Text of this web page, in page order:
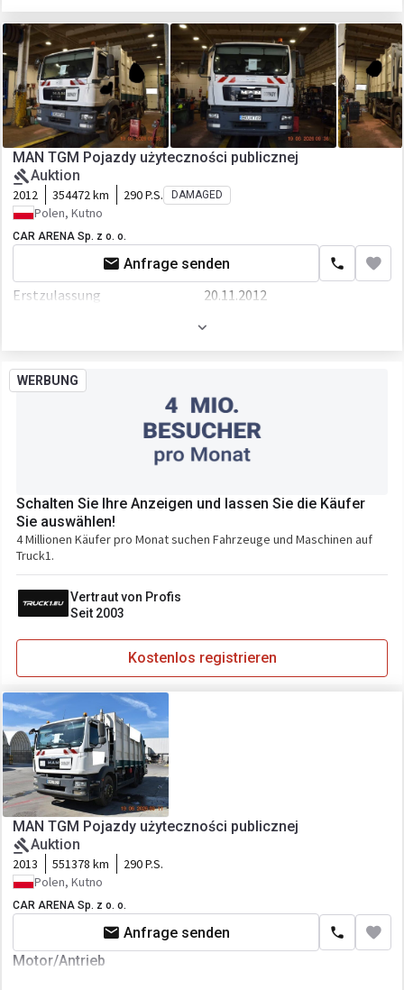
Fahrgestell/Federung
Achsanzahl 2-Achse
MAN TGM Pojazdy użyteczności publicznej
Auktion
2012 354472 km 290 P.S. DAMAGED
Polen, Kutno
CAR ARENA Sp. z o. o.
Anfrage senden
Erstzulassung
20.11.2012
23-07-2026
Kraftstoffart
6871 ccm
Schaltgetriebe
ABS
EBS
WERBUNG
Schalten Sie Ihre Anzeigen und lassen Sie die Käufer
Sie auswählen!
4 Millionen Käufer pro Monat suchen Fahrzeuge und Maschinen auf
Truck1.
Vertraut von Profis
Seit 2003
Kostenlos registrieren
MAN TGM Pojazdy użyteczności publicznej
Auktion
2013 551378 km
290 P.S.
Polen, Kutno
CAR ARENA Sp. z o. o.
Anfrage senden
Motor/Antrieb